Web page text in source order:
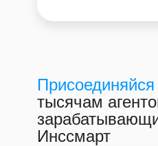
Присоединяйся
тысячам
Инссмарт